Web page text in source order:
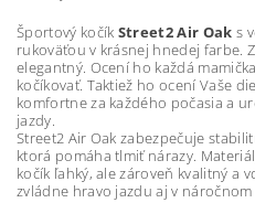
Športový kočík Street2 Air Oak s
rukoväťou v krásnej hnedej farbe.
elegantný. Ocení ho každá
kočíkovať. Taktiež ho ocení Vaše
komfortne za každého počasia a
jazdy.
Street2 Air Oak zabezpečuje
ktorá pomáha tlmiť nárazy.
kočík ľahký, ale zároveň kvalitný a
zvládne hravo jazdu aj v